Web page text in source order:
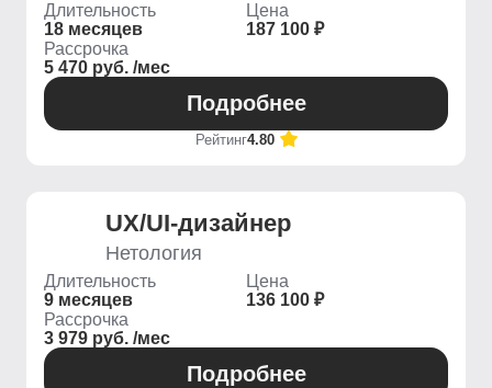
Длительность
18 месяцев
Цена
187 100 ₽
Рассрочка
5 470 руб. /мес
Подробнее
Рейтинг4.80
UX/UI-дизайнер
Нетология
Длительность
9 месяцев
Цена
136 100 ₽
Рассрочка
3 979 руб. /мес
Подробнее